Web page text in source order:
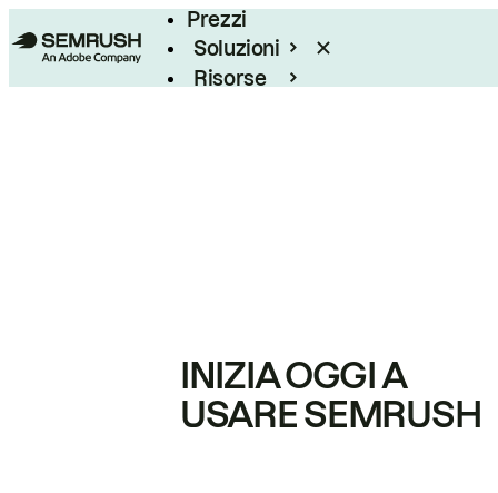
Prezzi
Soluzioni
Risorse
INIZIA OGGI A
USARE SEMRUSH